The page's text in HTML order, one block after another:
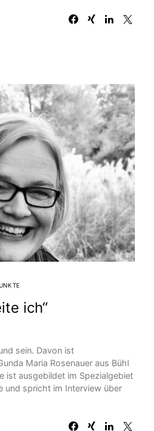
ich“
sein. Davon ist
Maria Rosenauer aus Bühl
ist ausgebildet im Spezialgebiet
und spricht im Interview über